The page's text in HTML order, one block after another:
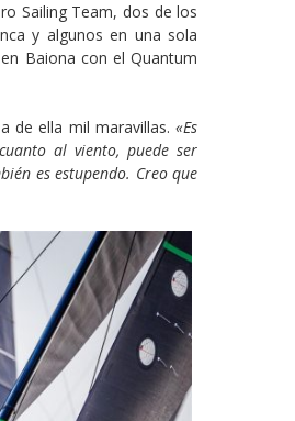
Sailing Team, dos de los
y algunos en una sola
Baiona con el Quantum
de ella mil maravillas.«Es
al viento, puede ser
es estupendo. Creo que